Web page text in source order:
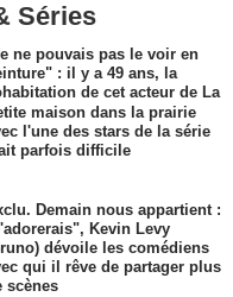
Séries
ne pouvais pas le voir en
: il y a 49 ans, la
de cet acteur de La
maison dans la prairie
l'une des stars de la série
parfois difficile
Demain nous appartient :
Kevin Levy
dévoile les comédiens
qui il rêve de partager plus
scènes